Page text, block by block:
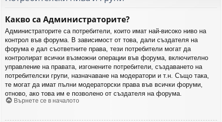
Какво са Администраторите?
Администраторите са потребители, които имат най-високо ниво на
контрол във форума. В зависимост от това, дали създателя на
форума е дал съответните права, тези потребители могат да
контролират всички възможни операции във форума, включително
управление на правата, изгонените потребители, създаването на
потребителски групи, назначаване на модератори и т.н. Също така,
те могат да имат пълни модераторски права във всички форуми,
отново, ако това им е позволено от създателя на форума.
Върнете се в началото